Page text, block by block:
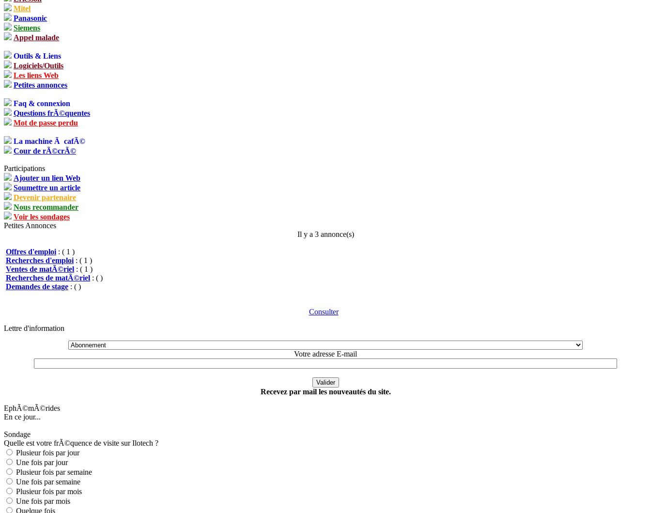
Mitel
Panasonic
Siemens
Appel malade
Outils & Liens
Logiciels/Outils
Les liens Web
Petites annonces
Faq & connexion
Questions frÃ©quentes
Mot de passe perdu
La machine Ã cafÃ©
Cour de rÃ©crÃ©
Participations
Ajouter un lien Web
Soumettre un article
Devenir partenaire
Nous recommander
Voir les sondages
Petites Annonces
Il y a 3 annonce(s)
Offres d'emploi : ( 1 )
Recherches d'emploi : ( 1 )
Ventes de matÃ©riel : ( 1 )
Recherches de matÃ©riel : ( )
Demandes de stage : ( )
Consulter
Lettre d'information
Votre adresse E-mail
Recevez par mail les nouveautés du site.
EphÃ©mÃ©rides
En ce jour...
Sondage
Quelle est votre frÃ©quence de visite sur Ilotech ?
Plusieur fois par jour
Une fois par jour
Plusieur fois par semaine
Une fois par semaine
Plusieur fois par mois
Une fois par mois
Quelque fois